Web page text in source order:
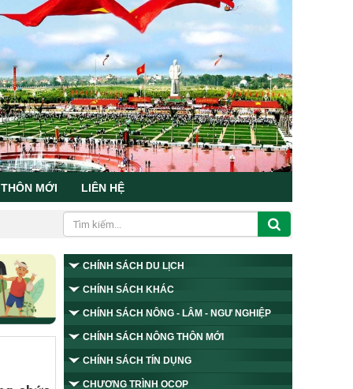
MỚI LIÊN HỆ
CHÍNH SÁCH DU LỊCH
CHÍNH SÁCH KHÁC
CHÍNH SÁCH NÔNG - LÂM - NGƯ NGHIỆP
CHÍNH SÁCH NÔNG THÔN MỚI
CHÍNH SÁCH TÍN DỤNG
CHƯƠNG TRÌNH OCOP